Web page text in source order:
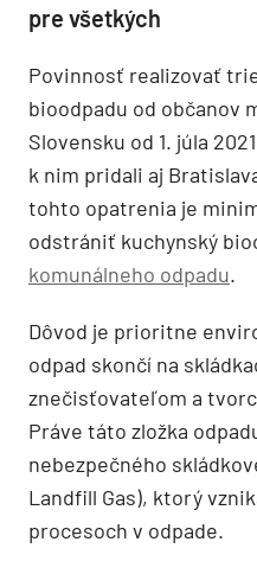
pre všetkých
Povinnosť realizovať
bioodpadu od občanov
Slovensku od 1. júla
k nim pridali aj
tohto opatrenia je
odstrániť kuchynský
komunálneho odpadu.
Dôvod je prioritne
odpad skončí na
znečisťovateľom a
Práve táto zložka
nebezpečného
Landfill Gas), ktorý
procesoch v odpade.